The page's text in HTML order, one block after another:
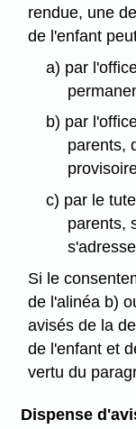
rendue, une
de l'enfant
a) par
b) par
parents,
c) par le
parents,
Si le
de l'alinéa b)
avisés de la
de l'enfant et
vertu du
Dispense